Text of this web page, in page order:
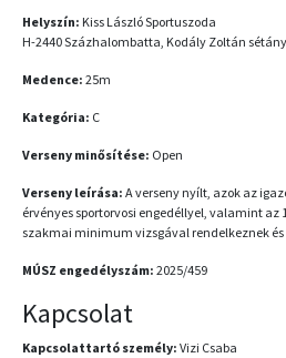
Helyszín: Kiss László Sportuszoda
H-2440 Százhalombatta, Kodály Zoltán
Medence: 25m
Kategória: C
Verseny minősítése: Open
Verseny leírása: A verseny nyílt, azok az
érvényes sportorvosi engedéllyel, valamint az
szakmai minimum vizsgával rendelkeznek és
MÚSZ engedélyszám: 2025/459
Kapcsolat
Kapcsolattartó személy: Vizi Csaba